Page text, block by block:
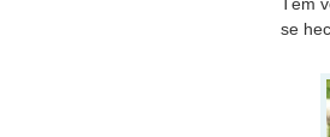
se